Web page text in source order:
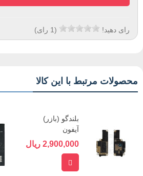
رای دهید! (
1 رای)
محصولات مرتبط با این کالا
بلندگو (بازر)
آیفون
IPHONE 15
2,900,000 ریال